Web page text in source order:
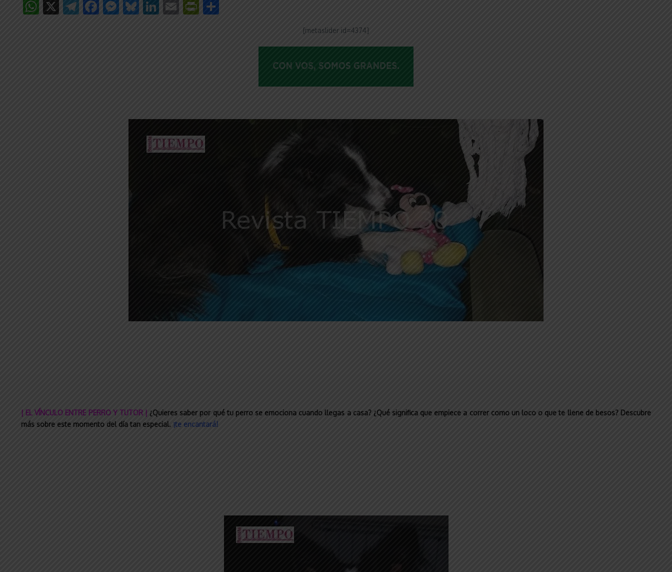
WhatsApp
X Telegram
Facebook
Messenger
Bluesky
LinkedIn
EmailPrintFriendly
[metaslider id=4374]
| EL VÍNCULO ENTRE PERRO Y TUTOR | ¿Quieres saber por qué tu perro se emociona cuando llegas a casa? ¿Qué significa que empiece a correr como un loco o que te llene de besos? Descubre
más sobre este momento del día tan especial. ¡te encantará!